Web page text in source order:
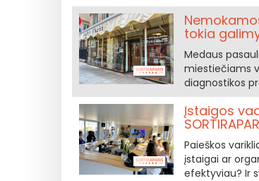
tokia
Medaus
miestiečiams
diagnostikos
Įstaigos
Paieškos
įstaigai ar
efektyviau? Ir